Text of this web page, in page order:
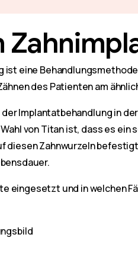
ist eine
des Patienten am
der Implantatbehandlung in
von Titan ist, dass es
diesen Zahnwurzeln
eingesetzt und in welchen